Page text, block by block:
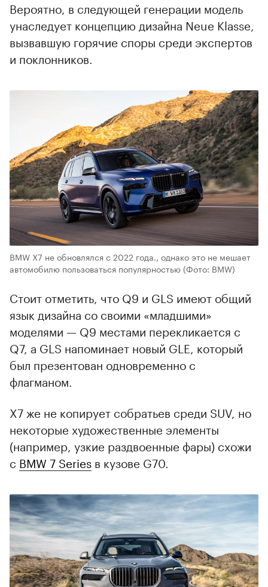
Вероятно, в следующей генерации модель
унаследует концепцию дизайна Neue Klasse,
вызвавшую горячие споры среди экспертов
и поклонников.
BMW X7 не обновлялся с 2022 года., однако это не мешает
автомобилю пользоваться популярностью(Фото: BMW)
Стоит отметить, что Q9 и GLS имеют общий
язык дизайна со своими «младшими»
моделями — Q9 местами перекликается с
Q7, а GLS напоминает новый GLE, который
был презентован одновременно с
флагманом.
X7 же не копирует собратьев среди SUV, но
некоторые художественные элементы
(например, узкие раздвоенные фары) схожи
с BMW 7 Series в кузове G70.